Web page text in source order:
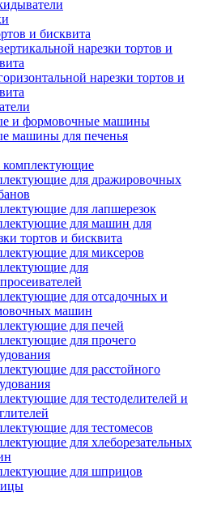
и бисквита
нарезки тортов и
нарезки тортов и
и формовочные машины
машины для печенья
комплектующие
для дражировочных
для лапшерезок
для машин для
тортов и бисквита
для миксеров
для
для отсадочных и
машин
для печей
для прочего
для расстойного
для тестоделителей и
для тестомесов
для хлеборезательных
для шприцов